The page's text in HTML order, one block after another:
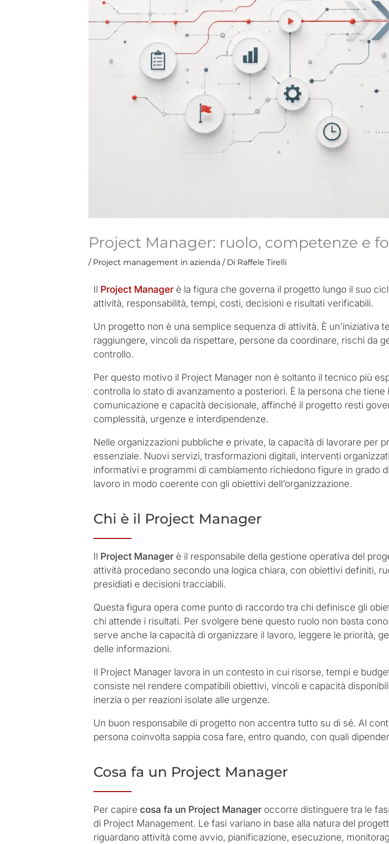
Project Manager: ruolo, competenze e
/ Project management in azienda / Di Raffele Tirelli
Il Project Managerè la figura che governa il progetto lungo il suo
attività, responsabilità, tempi, costi, decisioni e risultati verificabili.
Un progetto non è una semplice sequenza di attività. È un’iniziativa
raggiungere, vincoli da rispettare, persone da coordinare, rischi da
controllo.
Per questo motivo il Project Manager non è soltanto il tecnico più
controlla lo stato di avanzamento a posteriori. È la persona che
comunicazione e capacità decisionale, affinché il progetto resti
complessità, urgenze e interdipendenze.
Nelle organizzazioni pubbliche e private, la capacità di lavorare per
essenziale. Nuovi servizi, trasformazioni digitali, interventi
informativi e programmi di cambiamento richiedono figure in grado
lavoro in modo coerente con gli obiettivi dell’organizzazione.
Chi è il Project Manager
Il Project Managerè il responsabile della gestione operativa del
attività procedano secondo una logica chiara, con obiettivi definiti,
presidiati e decisioni tracciabili.
Questa figura opera come punto di raccordo tra chi definisce gli
chi attende i risultati. Per svolgere bene questo ruolo non basta
serve anche la capacità di organizzare il lavoro, leggere le priorità,
delle informazioni.
Il Project Manager lavora in un contesto in cui risorse, tempi e
consiste nel rendere compatibili obiettivi, vincoli e capacità
inerzia o per reazioni isolate alle urgenze.
Un buon responsabile di progetto non accentra tutto su di sé. Al
persona coinvolta sappia cosa fare, entro quando, con quali
Cosa fa un Project Manager
Per capire cosa fa un Project Manageroccorre distinguere tra le
di Project Management. Le fasi variano in base alla natura del
riguardano attività come avvio, pianificazione, esecuzione,